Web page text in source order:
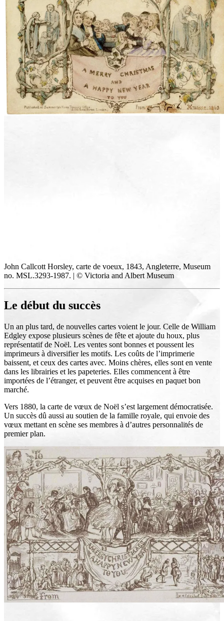
John Callcott Horsley, carte de voeux, 1843, Angleterre, Museum
no. MSL.3293-1987. | © Victoria and Albert Museum
Le début du succès
Un an plus tard, de nouvelles cartes voient le jour. Celle de William
Edgley expose plusieurs scènes de fête et ajoute du houx, plus
représentatif de Noël. Les ventes sont bonnes et poussent les
imprimeurs à diversifier les motifs. Les coûts de l’imprimerie
baissent, et ceux des cartes avec. Moins chères, elles sont en vente
dans les librairies et les papeteries. Elles commencent à être
importées de l’étranger, et peuvent être acquises en paquet bon
marché.
Vers 1880, la carte de vœux de Noël s’est largement démocratisée.
Un succès dû aussi au soutien de la famille royale, qui envoie des
vœux mettant en scène ses membres à d’autres personnalités de
premier plan.